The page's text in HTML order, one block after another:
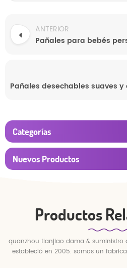
ANTERIOR
Categorías
Nuevos Productos
Productos
quanzhou tianjiao dama & suministro
estableció en 2005. somos un